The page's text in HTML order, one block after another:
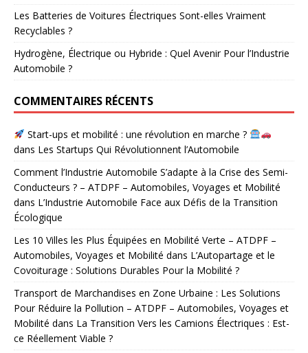
Les Batteries de Voitures Électriques Sont-elles Vraiment
Recyclables ?
Hydrogène, Électrique ou Hybride : Quel Avenir Pour l’Industrie
Automobile ?
COMMENTAIRES RÉCENTS
Start-ups et mobilité : une révolution en marche ?
dans Les Startups Qui Révolutionnent l’Automobile
Comment l’Industrie Automobile S’adapte à la Crise des Semi-
Conducteurs ? – ATDPF – Automobiles, Voyages et Mobilité
dans L’Industrie Automobile Face aux Défis de la Transition
Écologique
Les 10 Villes les Plus Équipées en Mobilité Verte – ATDPF –
Automobiles, Voyages et Mobilité dans L’Autopartage et le
Covoiturage : Solutions Durables Pour la Mobilité ?
Transport de Marchandises en Zone Urbaine : Les Solutions
Pour Réduire la Pollution – ATDPF – Automobiles, Voyages et
Mobilité dans La Transition Vers les Camions Électriques : Est-
ce Réellement Viable ?